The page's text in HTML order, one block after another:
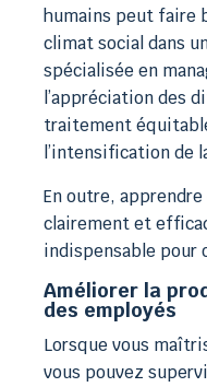
humains peut faire
climat social dans
spécialisée en
l’appréciation des
traitement
l’intensification de
En outre,
clairement et
indispensable
Améliorer la
des employés
Lorsque vous
vous pouvez